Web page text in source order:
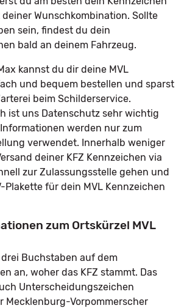
Wunschkombination. Sollte
sein, findest du dein
bald an deinem Fahrzeug.
kannst du dir deine MVL
und bequem bestellen und sparst
beim Schilderservice.
ist uns Datenschutz sehr wichtig
werden nur zum
verwendet. Innerhalb weniger
deiner KFZ Kennzeichen via
zur Zulassungsstelle gehen und
Plakette für dein MVL Kennzeichen
zum Ortskürzel MVL
Buchstaben auf dem
an, woher das KFZ stammt. Das
Unterscheidungszeichen
Mecklenburg-Vorpommerscher